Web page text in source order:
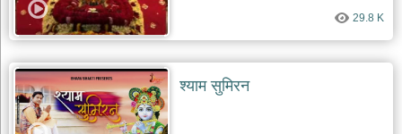
आज
भजन
bhajan
of
the
day
29.8 K
श्याम सुमिरन